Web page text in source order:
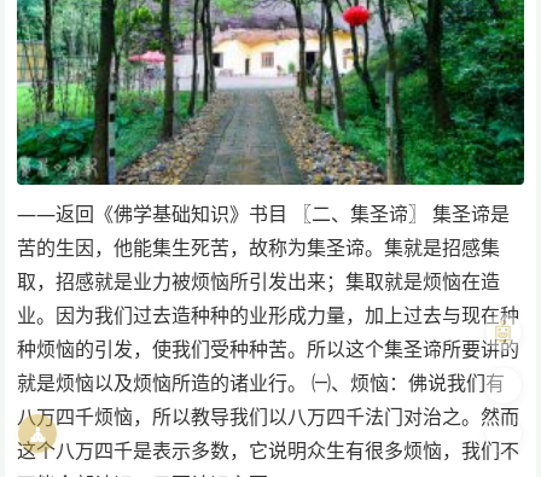
——返回《佛学基础知识》书目 〖二、集圣谛〗 集圣谛是
苦的生因，他能集生死苦，故称为集圣谛。集就是招感集
取，招感就是业力被烦恼所引发出来；集取就是烦恼在造
业。因为我们过去造种种的业形成力量，加上过去与现在种
种烦恼的引发，使我们受种种苦。所以这个集圣谛所要讲的
就是烦恼以及烦恼所造的诸业行。 ㈠、烦恼：佛说我们有
八万四千烦恼，所以教导我们以八万四千法门对治之。然而
这个八万四千是表示多数，它说明众生有很多烦恼，我们不
🌓
🧘
🤖
🎨